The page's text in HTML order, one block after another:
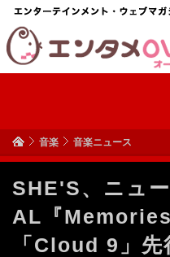
音楽 音楽ニュース
SHE'S、ニュー
AL『
「Cloud 9」